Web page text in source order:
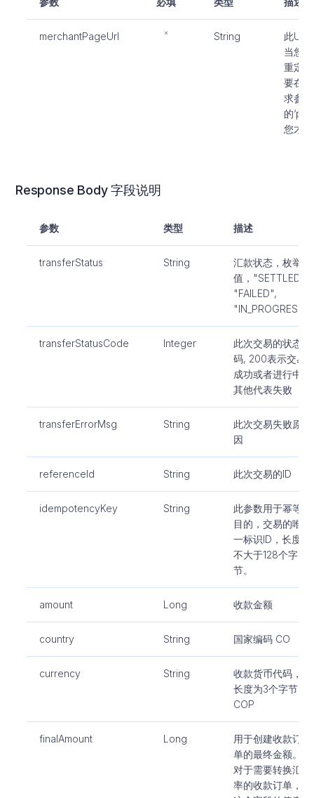
merchantPageUrl String
此
当您
重定
要在
求参
的
您才
Response Body 字段说明
参数 类型 描述
transferStatus String
汇款状态，枚举
值，"SETTLED",
"FAILED",
"IN_PROGRESS"
transferStatusCode Integer
此次交易的状态
码, 200表示交易
成功或者进行中,
其他代表失败
transferErrorMsg String
此次交易失败原
因
referenceId String 此次交易的ID
idempotencyKey String
此参数用于幂等
目的，交易的唯
一标识ID，长度
不大于128个字
节。
amount Long 收款金额
country String 国家编码 CO
currency String
收款货币代码，
长度为3个字节，
COP
finalAmount Long
用于创建收款订
单的最终金额。
对于需要转换汇
率的收款订单，